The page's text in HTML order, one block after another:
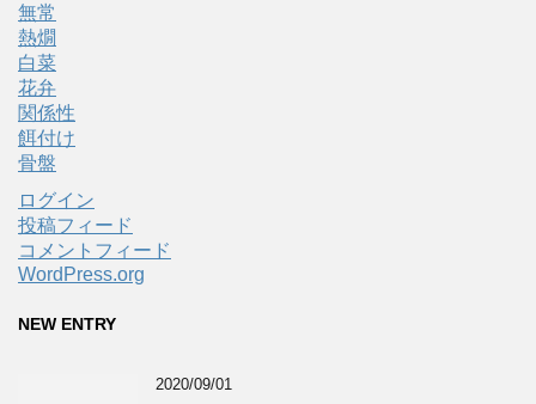
無常
熱燗
白菜
花弁
関係性
餌付け
骨盤
ログイン
投稿フィード
コメントフィード
WordPress.org
NEW ENTRY
2020/09/01